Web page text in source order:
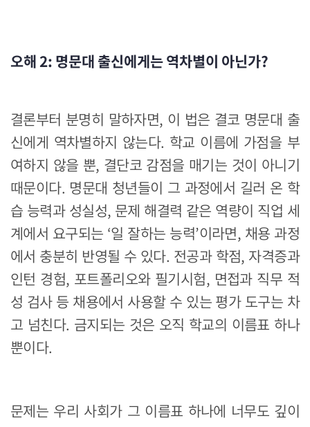
오해 2: 명문대 출신에게는 역차별이 아닌가?
결론부터 분명히 말하자면, 이 법은 결코 명문대 출
신에게 역차별하지 않는다. 학교 이름에 가점을 부
여하지 않을 뿐, 결단코 감점을 매기는 것이 아니기
때문이다. 명문대 청년들이 그 과정에서 길러 온 학
습 능력과 성실성, 문제 해결력 같은 역량이 직업 세
계에서 요구되는 ‘일 잘하는 능력’이라면, 채용 과정
에서 충분히 반영될 수 있다. 전공과 학점, 자격증과
인턴 경험, 포트폴리오와 필기시험, 면접과 직무 적
성 검사 등 채용에서 사용할 수 있는 평가 도구는 차
고 넘친다. 금지되는 것은 오직 학교의 이름표 하나
뿐이다.
문제는 우리 사회가 그 이름표 하나에 너무도 깊이